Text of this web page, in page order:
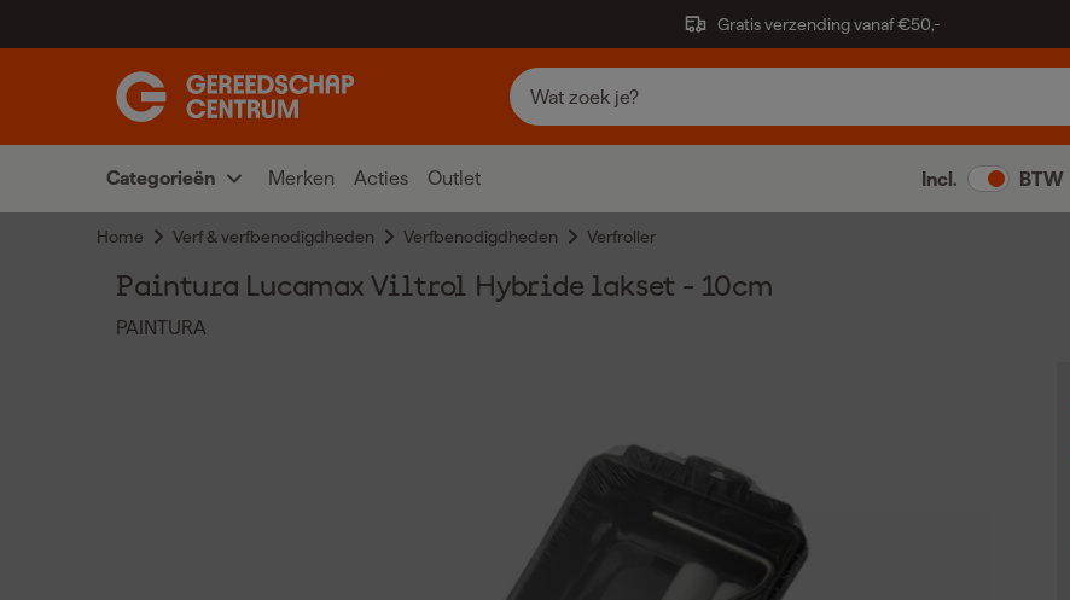
Gratis verzending vanaf €50,-
Categorieën Merken Acties Outlet Incl. BTW
Home Verf & verfbenodigdheden Verfbenodigdheden Verfroller
Paintura Lucamax Viltrol Hybride lakset - 10cm
PAINTURA